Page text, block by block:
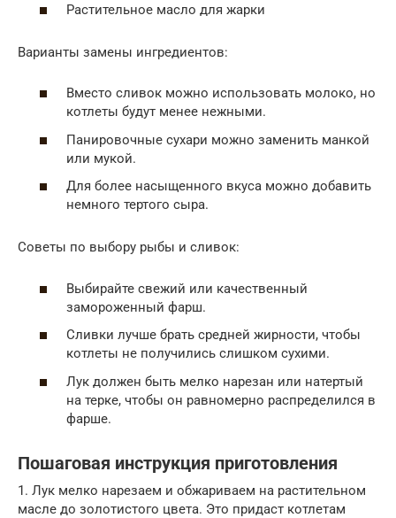
Растительное масло для жарки
Варианты замены ингредиентов:
Вместо сливок можно использовать молоко, но
котлеты будут менее нежными.
Панировочные сухари можно заменить манкой
или мукой.
Для более насыщенного вкуса можно добавить
немного тертого сыра.
Советы по выбору рыбы и сливок:
Выбирайте свежий или качественный
замороженный фарш.
Сливки лучше брать средней жирности, чтобы
котлеты не получились слишком сухими.
Лук должен быть мелко нарезан или натертый
на терке, чтобы он равномерно распределился в
фарше.
Пошаговая инструкция приготовления
1. Лук мелко нарезаем и обжариваем на растительном
масле до золотистого цвета. Это придаст котлетам